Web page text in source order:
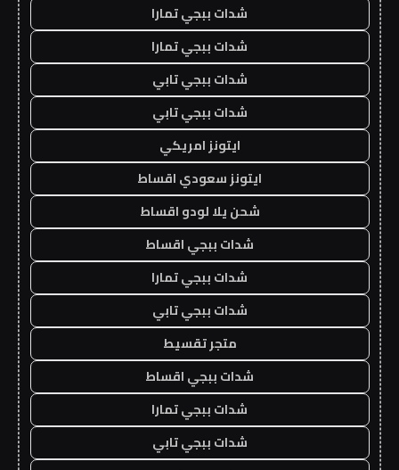
شدات ببجي تمارا
شدات ببجي تمارا
شدات ببجي تابي
شدات ببجي تابي
ايتونز امريكي
ايتونز سعودي اقساط
شحن يلا لودو اقساط
شدات ببجي اقساط
شدات ببجي تمارا
شدات ببجي تابي
متجر تقسيط
شدات ببجي اقساط
شدات ببجي تمارا
شدات ببجي تابي